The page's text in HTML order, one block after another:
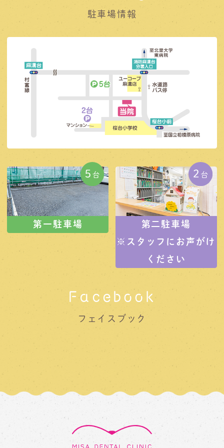
駐車場情報
第一駐車場
第二駐車場
※スタッフにお声がけ
ください
Facebook
フェイスブック